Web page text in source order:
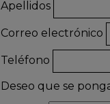
Apellidos
Correo electrónico
Teléfono
Deseo que se